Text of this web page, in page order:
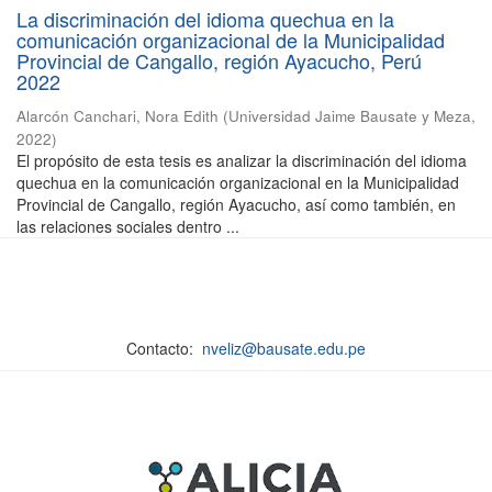
La discriminación del idioma quechua en la
comunicación organizacional de la Municipalidad
Provincial de Cangallo, región Ayacucho, Perú
2022
Alarcón Canchari, Nora Edith (Universidad Jaime Bausate y Meza,
2022)
El propósito de esta tesis es analizar la discriminación del idioma
quechua en la comunicación organizacional en la Municipalidad
Provincial de Cangallo, región Ayacucho, así como también, en
las relaciones sociales dentro ...
Contacto: nveliz@bausate.edu.pe